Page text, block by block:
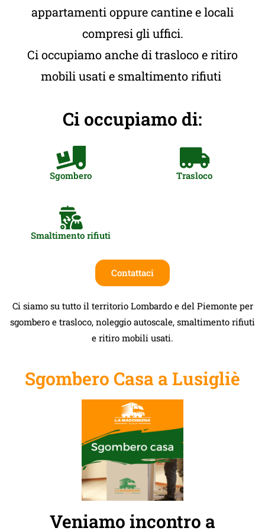
appartamenti oppure cantine e locali
compresi gli uffici.
Ci occupiamo anche di trasloco e ritiro
mobili usati e smaltimento rifiuti
Ci occupiamo di:
Sgombero Trasloco
Smaltimento rifiuti
Contattaci
Ci siamo su tutto il territorio Lombardo e del Piemonte per
sgombero e trasloco, noleggio autoscale, smaltimento rifiuti
e ritiro mobili usati.
Sgombero Casa a Lusigliè
Veniamo incontro a